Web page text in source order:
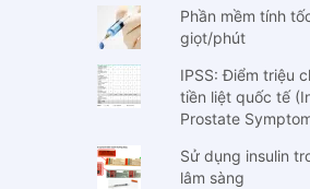
Phần mềm tính
giọt/phút
IPSS: Điểm triệu
tiền liệt quốc tế
Prostate
Sử dụng insulin
lâm sàng